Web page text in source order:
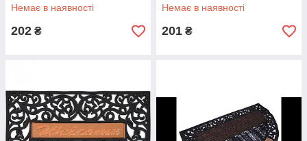
Немає в наявності
202 ₴
Немає в наявності
201 ₴